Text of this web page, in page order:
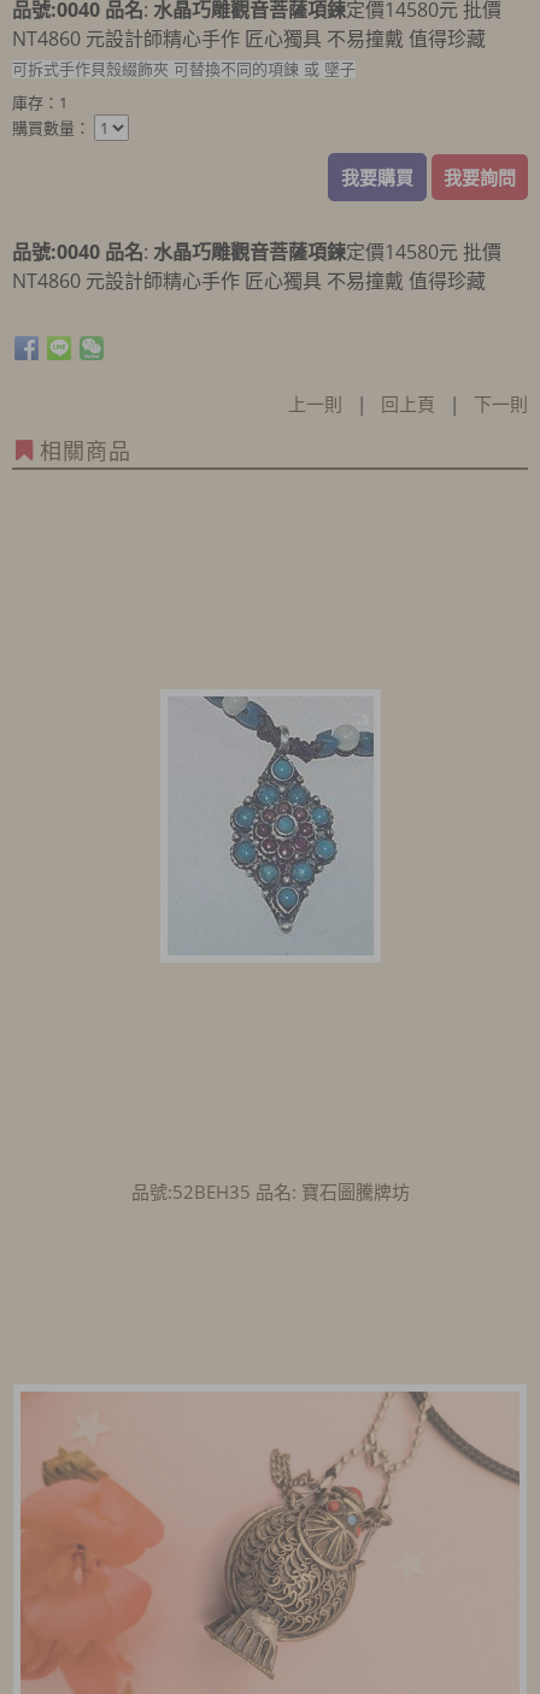
品號:0040 品名: 水晶巧雕觀音菩薩項鍊定價14580元 批價
NT4860 元設計師精心手作 匠心獨具 不易撞戴 值得珍藏
可拆式手作貝殼綴飾夾 可替換不同的項鍊 或 墜子
庫存：1
購買數量：
我要購買 我要詢問
品號:0040 品名: 水晶巧雕觀音菩薩項鍊定價14580元 批價
NT4860 元設計師精心手作 匠心獨具 不易撞戴 值得珍藏
上一則 | 回上頁 | 下一則
相關商品
品號:52BEH35 品名: 寶石圖騰牌坊